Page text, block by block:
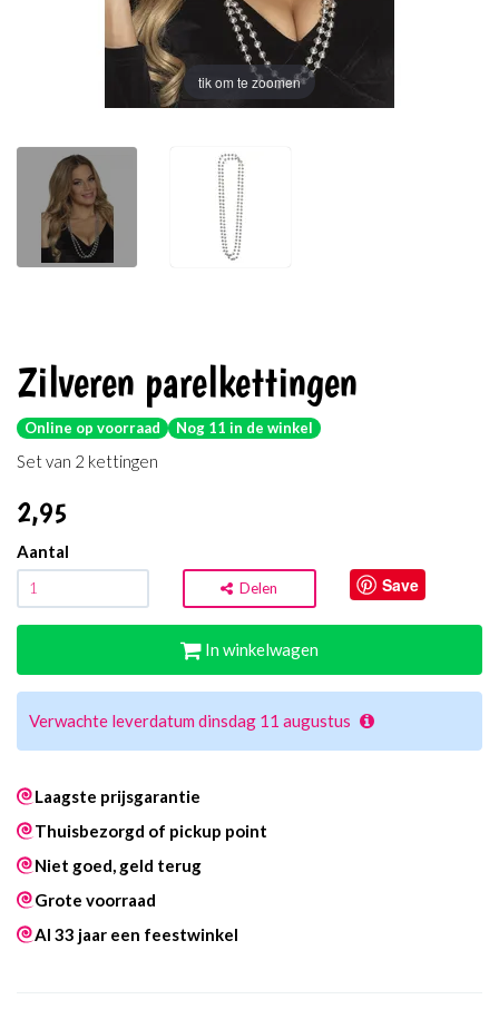
tik om te zoomen
Zilveren parelkettingen
Online op voorraad Nog 11 in de winkel
Set van 2 kettingen
2,95
Aantal
Delen Save
In winkelwagen
Verwachte leverdatum dinsdag 11 augustus
Laagste prijsgarantie
Thuisbezorgd of pickup point
Niet goed, geld terug
Grote voorraad
Al 33 jaar een feestwinkel